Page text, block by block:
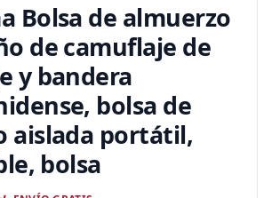
Bolsa de almuerzo
de camuflaje de
y bandera
bolsa de
aislada portátil,
bolsa